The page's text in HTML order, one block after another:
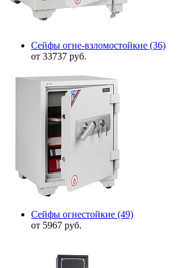
Сейфы огне-взломостойкие (36)
от 33737 руб.
Сейфы огнестойкие (49)
от 5967 руб.